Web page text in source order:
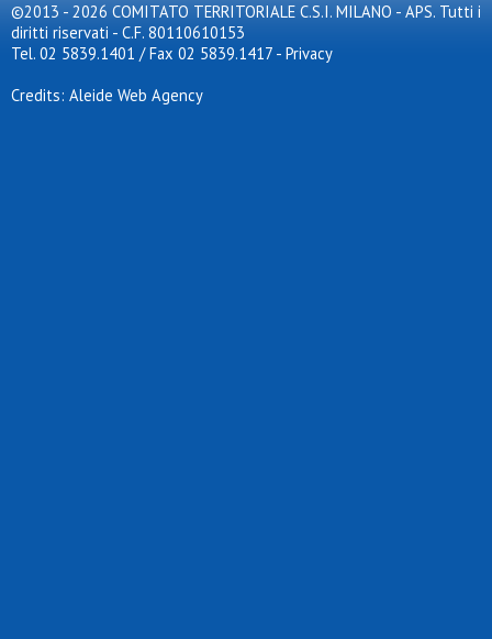
©2013 - 2026 COMITATO TERRITORIALE C.S.I. MILANO - APS. Tutti i
diritti riservati - C.F. 80110610153
Tel. 02 5839.1401 / Fax 02 5839.1417 - Privacy
Credits: Aleide Web Agency